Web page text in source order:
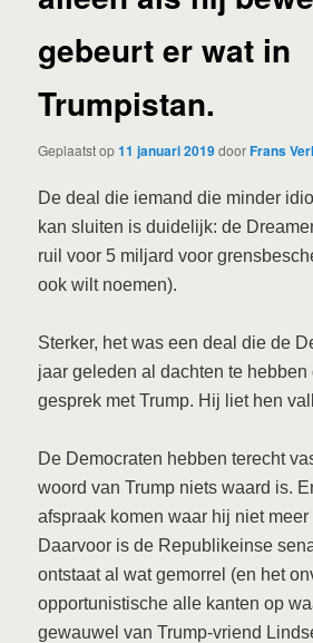
gebeurt er wat in
Trumpistan.
Geplaatst op11 januari 2019doorFrans
De deal die iemand die minder
kan sluiten is duidelijk: de
ruil voor 5 miljard voor
ook wilt noemen).
Sterker, het was een deal die de
jaar geleden al dachten te hebben
gesprek met Trump. Hij liet hen
De Democraten hebben terecht
woord van Trump niets waard is.
afspraak komen waar hij niet meer
Daarvoor is de Republikeinse
ontstaat al wat gemorrel (en het
opportunistische alle kanten op
gewauwel van Trump-vriend